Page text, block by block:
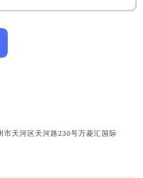
市天河区天河路230号万菱汇国际